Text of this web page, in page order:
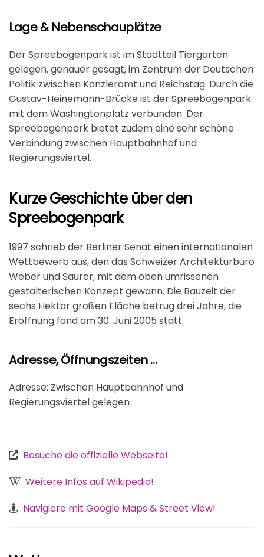
Lage & Nebenschauplätze
Der Spreebogenpark ist im Stadtteil Tiergarten
gelegen, genauer gesagt, im Zentrum der Deutschen
Politik zwischen Kanzleramt und Reichstag. Durch die
Gustav-Heinemann-Brücke ist der Spreebogenpark
mit dem Washingtonplatz verbunden. Der
Spreebogenpark bietet zudem eine sehr schöne
Verbindung zwischen Hauptbahnhof und
Regierungsviertel.
Kurze Geschichte über den
Spreebogenpark
1997 schrieb der Berliner Senat einen internationalen
Wettbewerb aus, den das Schweizer Architekturbüro
Weber und Saurer, mit dem oben umrissenen
gestalterischen Konzept gewann. Die Bauzeit der
sechs Hektar großen Fläche betrug drei Jahre, die
Eröffnung fand am 30. Juni 2005 statt.
Adresse, Öffnungszeiten …
Adresse: Zwischen Hauptbahnhof und
Regierungsviertel gelegen
Besuche die offizielle Webseite!
Weitere Infos auf Wikipedia!
Navigiere mit Google Maps & Street View!